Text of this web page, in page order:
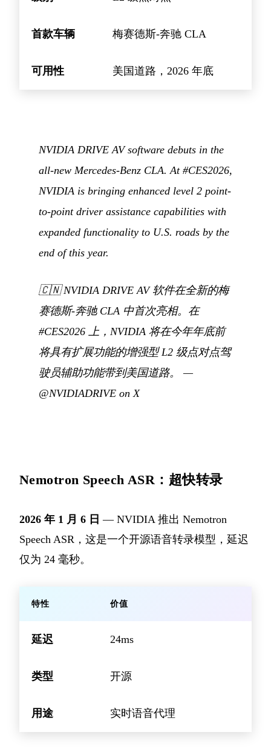
首款车辆 梅赛德斯-奔驰 CLA
可用性 美国道路，2026 年底
NVIDIA DRIVE AV software debuts in the
all-new Mercedes-Benz CLA. At #CES2026,
NVIDIA is bringing enhanced level 2 point-
to-point driver assistance capabilities with
expanded functionality to U.S. roads by the
end of this year.
🇨🇳NVIDIA DRIVE AV 软件在全新的梅
赛德斯-奔驰 CLA 中首次亮相。在
#CES2026 上，NVIDIA 将在今年年底前
将具有扩展功能的增强型 L2 级点对点驾
驶员辅助功能带到美国道路。
—
@NVIDIADRIVE on X
Nemotron Speech ASR：超快转录
2026 年 1 月 6 日 — NVIDIA 推出 Nemotron
Speech ASR，这是一个开源语音转录模型，延迟
仅为 24 毫秒。
特性 价值
延迟 24ms
类型 开源
用途 实时语音代理